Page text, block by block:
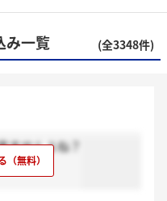
み一覧 (全3348件)
ませんよね？